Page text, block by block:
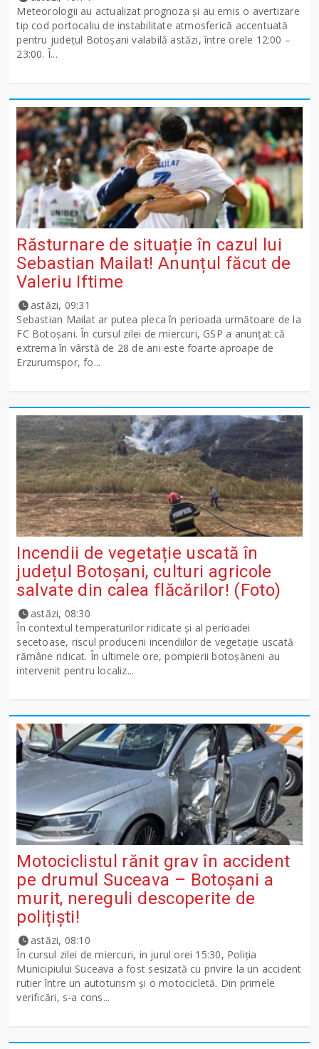
Meteorologii au actualizat prognoza și au emis o avertizare
tip cod portocaliu de instabilitate atmosferică accentuată
pentru județul Botoșani valabilă astăzi, între orele 12:00 –
23:00. Î...
Răsturnare de situație în cazul lui
Sebastian Mailat! Anunțul făcut de
Valeriu Iftime
astăzi, 09:31
Sebastian Mailat ar putea pleca în perioada următoare de la
FC Botoșani. În cursul zilei de miercuri, GSP a anunțat că
extrema în vârstă de 28 de ani este foarte aproape de
Erzurumspor, fo...
Incendii de vegetație uscată în
județul Botoșani, culturi agricole
salvate din calea flăcărilor! (Foto)
astăzi, 08:30
În contextul temperaturilor ridicate și al perioadei
secetoase, riscul producerii incendiilor de vegetație uscată
rămâne ridicat. În ultimele ore, pompierii botoșăneni au
intervenit pentru localiz...
Motociclistul rănit grav în accident
pe drumul Suceava – Botoșani a
murit, nereguli descoperite de
polițiști!
astăzi, 08:10
În cursul zilei de miercuri, in jurul orei 15:30, Poliția
Municipiului Suceava a fost sesizată cu privire la un accident
rutier între un autoturism și o motocicletă. Din primele
verificări, s-a cons...